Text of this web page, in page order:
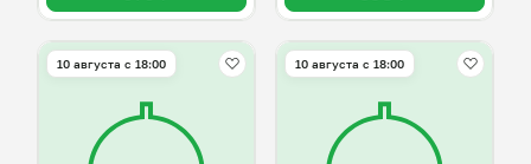
10 августа с 18:00 10 августа с 18:00